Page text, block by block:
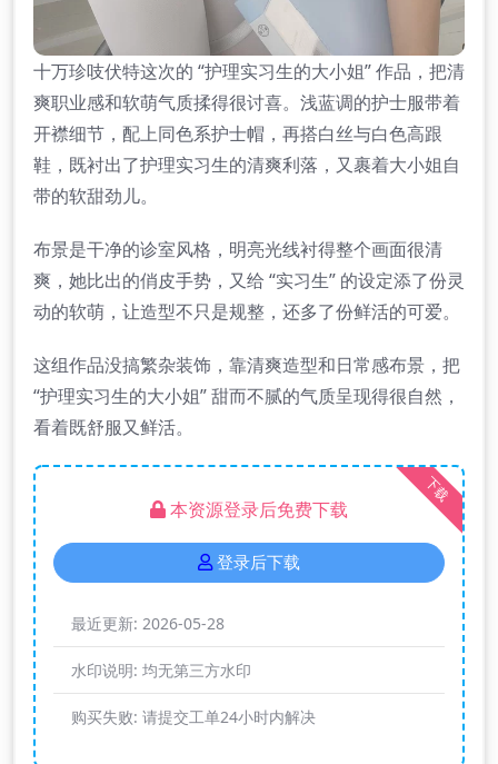
十万珍吱伏特这次的 “护理实习生的大小姐” 作品，把清
爽职业感和软萌气质揉得很讨喜。浅蓝调的护士服带着
开襟细节，配上同色系护士帽，再搭白丝与白色高跟
鞋，既衬出了护理实习生的清爽利落，又裹着大小姐自
带的软甜劲儿。
布景是干净的诊室风格，明亮光线衬得整个画面很清
爽，她比出的俏皮手势，又给 “实习生” 的设定添了份灵
动的软萌，让造型不只是规整，还多了份鲜活的可爱。
这组作品没搞繁杂装饰，靠清爽造型和日常感布景，把
“护理实习生的大小姐” 甜而不腻的气质呈现得很自然，
看着既舒服又鲜活。
下载
本资源登录后免费下载
登录后下载
最近更新: 2026-05-28
水印说明: 均无第三方水印
购买失败: 请提交工单24小时内解决